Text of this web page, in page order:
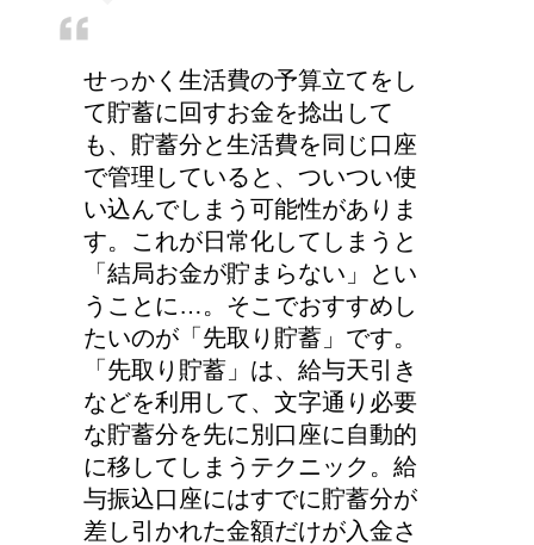
トマトの収穫、なぜ実が
割れるのか？
猫のゴロゴロ音、急に言
わなくなった理由は何？
せっかく生活費の予算立てをし
て貯蓄に回すお金を捻出して
も、貯蓄分と生活費を同じ口座
で管理していると、ついつい使
い込んでしまう可能性がありま
す。これが日常化してしまうと
「結局お金が貯まらない」とい
うことに…。そこでおすすめし
たいのが「先取り貯蓄」です。
「先取り貯蓄」は、給与天引き
などを利用して、文字通り必要
な貯蓄分を先に別口座に自動的
に移してしまうテクニック。給
与振込口座にはすでに貯蓄分が
差し引かれた金額だけが入金さ